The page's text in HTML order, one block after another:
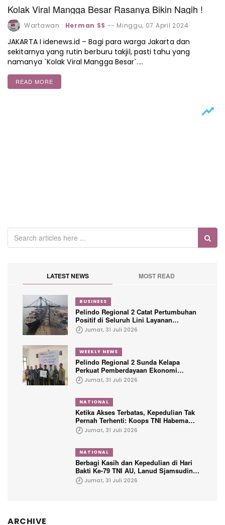
Kolak Viral Mangga Besar Rasanya Bikin Nagih !
Wartawan : Herman SS -- Minggu, 07 April 2024
JAKARTA I idenews.id – Bagi para warga Jakarta dan
sekitarnya yang rutin berburu takjil, pasti tahu yang
namanya `Kolak Viral Mangga Besar`.…
READ MORE
LATEST NEWS MOST READ
BUSINESS
Pelindo Regional 2 Catat Pertumbuhan
Positif di Seluruh Lini Layanan
Kepelabuhanan
Jumat, 31 Juli 2026
WEEKLY NEWS
Pelindo Regional 2 Sunda Kelapa
Perkuat Pemberdayaan Ekonomi
Penyandang Disabilitas Melalui Program
TJSL
Jumat, 31 Juli 2026
NATIONAL
Ketika Akses Terbatas, Kepedulian Tak
Pernah Terhenti: Koops TNI Habema
Hadir untuk Papua
Jumat, 31 Juli 2026
NATIONAL
Berbagi Kasih dan Kepedulian di Hari
Bakti Ke-79 TNI AU, Lanud Sjamsudin
Noor Hadirkan Senyum untuk Anak
Yatim dan Purnawirawan
Jumat, 31 Juli 2026
ARCHIVE